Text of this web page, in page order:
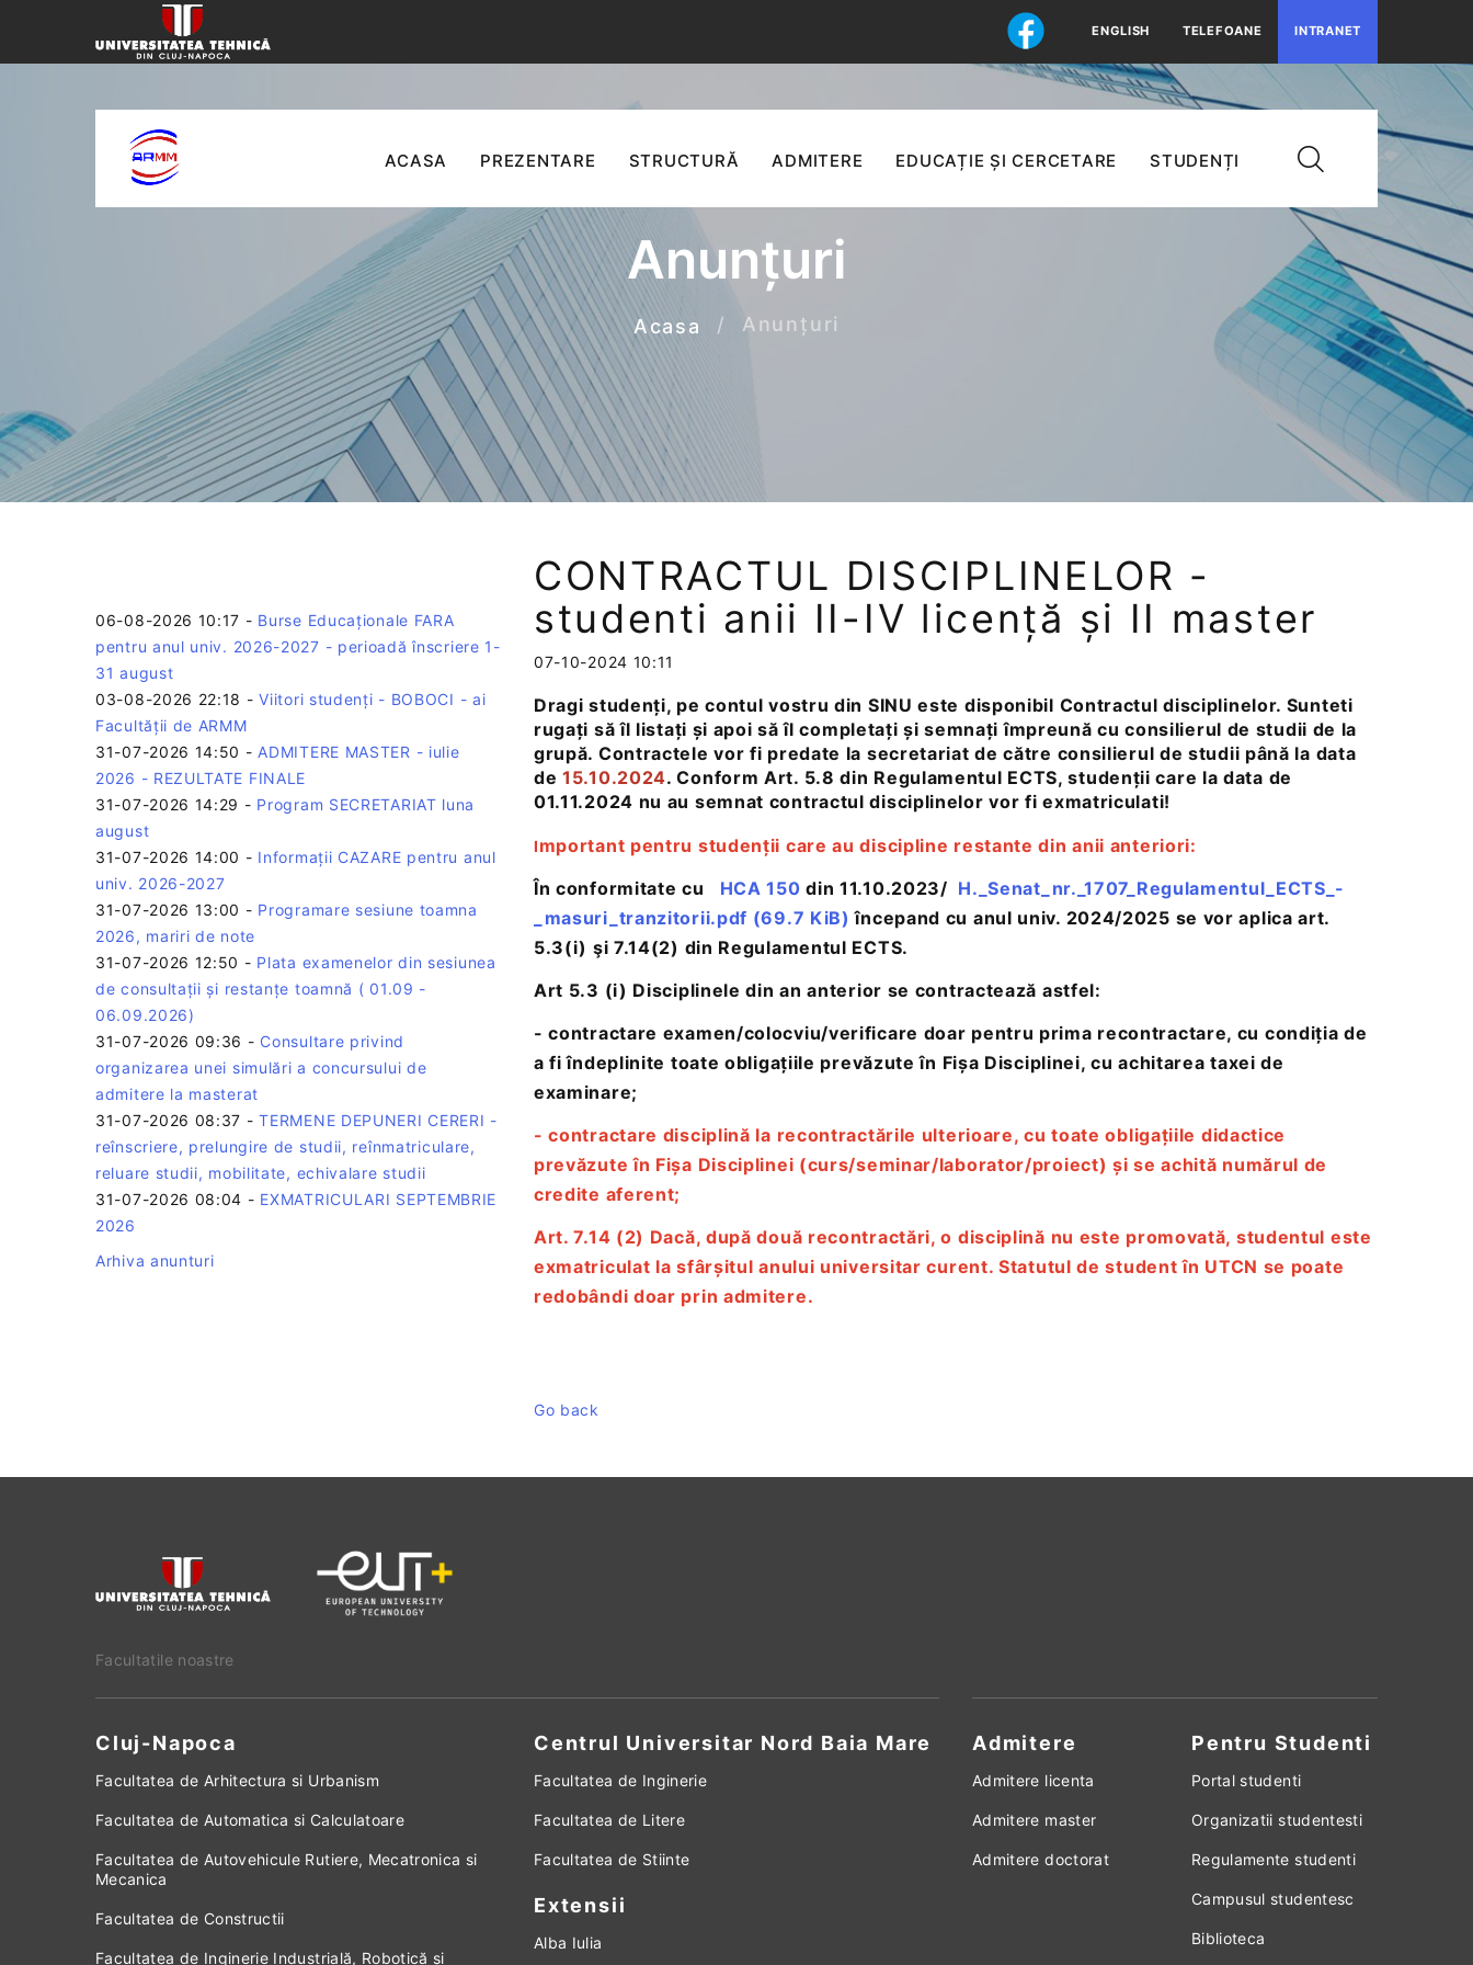
ENGLISH TELEFOANE INTRANET
ACASA PREZENTARE STRUCTURĂ ADMITERE EDUCAȚIE ȘI CERCETARE STUDENȚI
Anunțuri
Acasa Anunțuri
06-08-2026 10:17 - Burse Educaționale FARA
pentru anul univ. 2026-2027 - perioadă înscriere 1-
31 august
03-08-2026 22:18 -Viitori studenți - BOBOCI - ai
Facultății de ARMM
31-07-2026 14:50 - ADMITERE MASTER - iulie
2026 - REZULTATE FINALE
31-07-2026 14:29 - Program SECRETARIAT luna
august
31-07-2026 14:00 - Informații CAZARE pentru anul
univ. 2026-2027
31-07-2026 13:00 - Programare sesiune toamna
2026, mariri de note
31-07-2026 12:50 - Plata examenelor din sesiunea
de consultații și restanțe toamnă ( 01.09 -
06.09.2026)
31-07-2026 09:36 - Consultare privind
organizarea unei simulări a concursului de
admitere la masterat
31-07-2026 08:37 -TERMENE DEPUNERI CERERI -
reînscriere, prelungire de studii, reînmatriculare,
reluare studii, mobilitate, echivalare studii
31-07-2026 08:04 - EXMATRICULARI SEPTEMBRIE
2026
Arhiva anunturi
CONTRACTUL DISCIPLINELOR -
studenti anii II-IV licență și II master
07-10-2024 10:11
Dragi studenți, pe contul vostru din SINU este disponibil Contractul disciplinelor. Sunteti
rugați să îl listați și apoi să îl completați și semnați împreună cu consilierul de studii de la
grupă. Contractele vor fi predate la secretariat de către consilierul de studii până la data
de15.10.2024. Conform Art. 5.8 din Regulamentul ECTS, studenții care la data de
01.11.2024 nu au semnat contractul disciplinelor vor fi exmatriculati!
Important pentru studenții care au discipline restante din anii anteriori:
În conformitate cu
HCA 150 din 11.10.2023/ H._Senat_nr._1707_Regulamentul_ECTS_-
_masuri_tranzitorii.pdf (69.7 KiB) începand cu anul univ. 2024/2025 se vor aplica art.
5.3(i) şi 7.14(2) din Regulamentul ECTS.
Art 5.3 (i) Disciplinele din an anterior se contractează astfel:
- contractare examen/colocviu/verificare doar pentru prima recontractare, cu condiția de
a fi îndeplinite toate obligațiile prevăzute în Fișa Disciplinei, cu achitarea taxei de
examinare;
- contractare disciplină la recontractările ulterioare, cu toate obligațiile didactice
prevăzute în Fișa Disciplinei (curs/seminar/laborator/proiect) și se achită numărul de
credite aferent;
Art. 7.14 (2) Dacă, după două recontractări, o disciplină nu este promovată, studentul este
exmatriculat la sfârșitul anului universitar curent. Statutul de student în UTCN se poate
redobândi doar prin admitere.
Go back
Facultatile noastre
Cluj-Napoca Centrul Universitar Nord Baia Mare
Facultatea de Arhitectura si Urbanism
Facultatea de Automatica si Calculatoare
Facultatea de Autovehicule Rutiere, Mecatronica si
Mecanica
Facultatea de Constructii
Facultatea de Inginerie Industrială, Robotică și
Facultatea de Inginerie
Facultatea de Litere
Facultatea de Stiinte
Extensii
Alba Iulia
Admitere
Admitere licenta
Admitere master
Admitere doctorat
Pentru Studenti
Portal studenti
Organizatii studentesti
Regulamente studenti
Campusul studentesc
Biblioteca